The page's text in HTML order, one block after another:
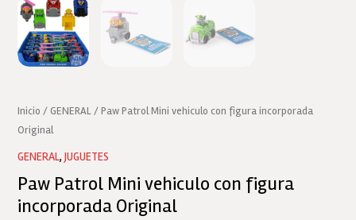
Inicio /GENERAL/ Paw Patrol Mini vehiculo con figura incorporada
Original
GENERAL,JUGUETES
Paw Patrol Mini vehiculo con figura
incorporada Original